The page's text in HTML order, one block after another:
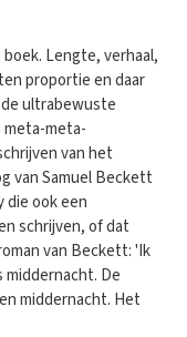
Lengte, verhaal,
proportie en daar
ultrabewuste
meta-
van het
van Samuel Beckett
die ook een
schrijven, of dat
van Beckett: 'Ik
De
middernacht. Het